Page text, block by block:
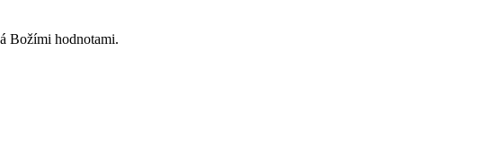
Božími hodnotami.